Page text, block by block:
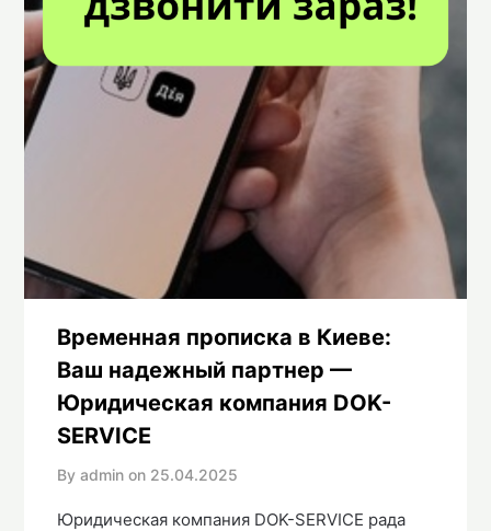
Временная прописка в Киеве:
Ваш надежный партнер —
Юридическая компания DOK-
SERVICE
By admin on 25.04.2025
Юридическая компания DOK-SERVICE рада